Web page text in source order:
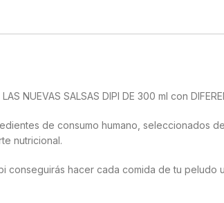
NUEVAS SALSAS DIPI DE 300 ml con
de consumo humano, seleccionados
nutricional.
conseguirás hacer cada comida de tu